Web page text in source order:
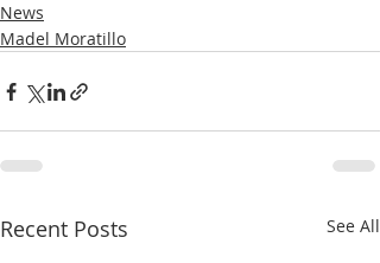
News
Madel Moratillo
Recent Posts See All